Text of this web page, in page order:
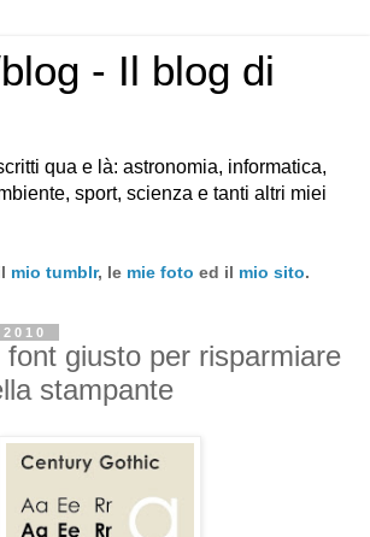
- Il blog di
qua e là: astronomia, informatica,
sport, scienza e tanti altri miei
mio tumblr, le mie foto ed il mio sito.
font giusto per risparmiare
stampante